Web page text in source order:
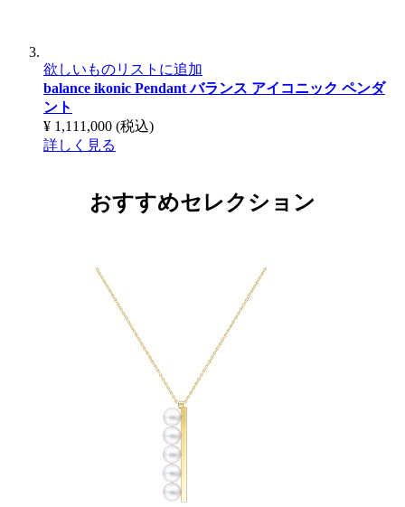
欲しいものリストに追加
balance ikonic Pendantバランス アイコニック ペンダ
ント
¥ 1,111,000 (税込)
詳しく見る
おすすめセレクション